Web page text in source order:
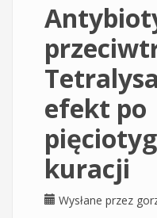
efekt po
kuracji
Wysłane przez